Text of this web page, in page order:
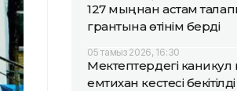
127 мыңнан астам
грантына өтінім берді
05 тамыз 2026, 16:30
Мектептердегі
емтихан кестесі бекітілді